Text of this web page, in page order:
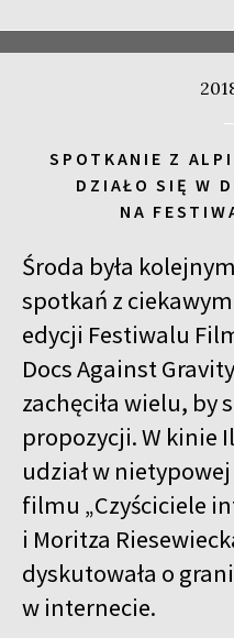
SPOTKANIE Z
DZIAŁO SIĘ W
NA
Środa była
spotkań z
edycji Festiwalu
Docs Against
zachęciła wielu, by
propozycji. W kinie
udział w
filmu „Czyściciele
i Moritza
dyskutowała o
w internecie.